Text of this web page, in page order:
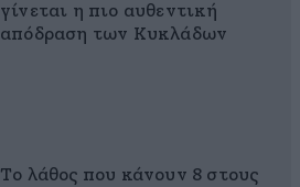
γίνεται η πιο αυθεντική
απόδραση των Κυκλάδων
Το λάθος που κάνουν 8 στους